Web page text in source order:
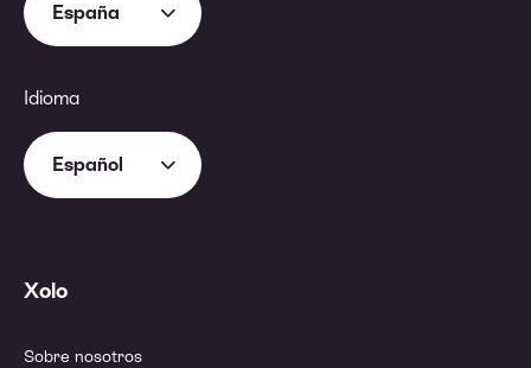
España
Idioma
Español
Xolo
Sobre nosotros